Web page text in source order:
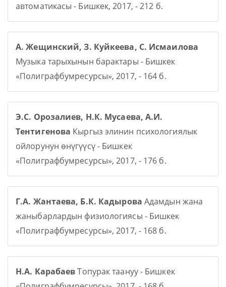
автоматикасы - Бишкек, 2017, - 212 б.
А. Жещинский, З. Куйкеева, С. Исмаилова
Музыка тарыхынын барактары - Бишкек
«Полиграфбумресурсы», 2017, - 164 б.
Э.С. Орозалиев, Н.К. Мусаева, А.И.
Тентигенова Кыргыз элинин психологиялык
ойлорунун өнүгүүсү - Бишкек
«Полиграфбумресурсы», 2017, - 176 б.
Г.А. Жантаева, Б.К. Кадырова Адамдын жана
жаныбарлардын физиологиясы - Бишкек
«Полиграфбумресурсы», 2017, - 168 б.
Н.А. КарабаевТопурак таануу - Бишкек